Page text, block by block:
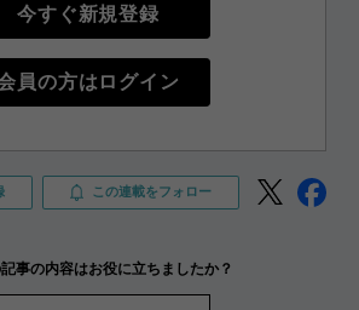
今すぐ新規登録
員の方はログイン
この連載をフォロー
事の内容はお役に立ちましたか？